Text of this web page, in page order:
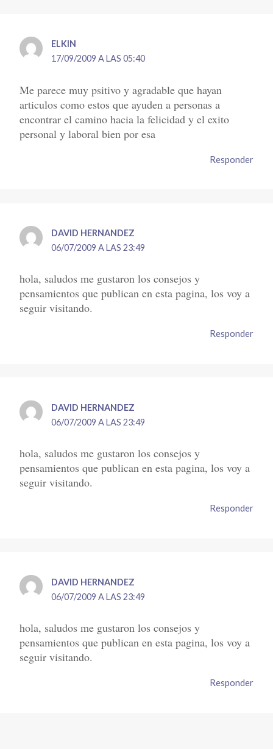
ELKIN
17/09/2009 A LAS 05:40
Me parece muy psitivo y agradable que hayan
articulos como estos que ayuden a personas a
encontrar el camino hacia la felicidad y el exito
personal y laboral bien por esa
Responder
DAVID HERNANDEZ
06/07/2009 A LAS 23:49
hola, saludos me gustaron los consejos y
pensamientos que publican en esta pagina, los voy a
seguir visitando.
Responder
DAVID HERNANDEZ
06/07/2009 A LAS 23:49
hola, saludos me gustaron los consejos y
pensamientos que publican en esta pagina, los voy a
seguir visitando.
Responder
DAVID HERNANDEZ
06/07/2009 A LAS 23:49
hola, saludos me gustaron los consejos y
pensamientos que publican en esta pagina, los voy a
seguir visitando.
Responder